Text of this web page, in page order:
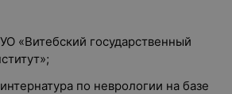
«Витебский государственный
по неврологии на базе